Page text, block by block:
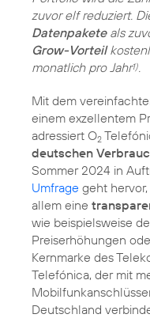
zuvor elf reduziert.
Datenpaketeals
Grow-Vorteil
monatlich pro Jahr1)
Mit dem
einem exzellentem
adressiert O2
deutschen
Sommer 2024 in
Umfrage geht
allem eine
wie beispielsweise
Preiserhöhungen
Kernmarke des
Telefónica, der mit
Deutschland